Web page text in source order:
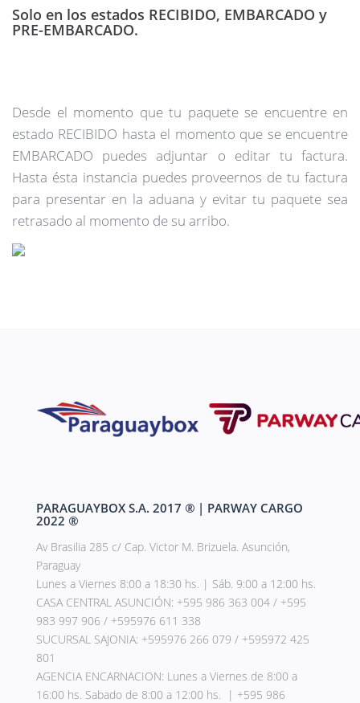
Solo en los estados RECIBIDO, EMBARCADO y
PRE-EMBARCADO.
Desde el momento que tu paquete se encuentre en
estado RECIBIDO hasta el momento que se encuentre
EMBARCADO puedes adjuntar o editar tu factura.
Hasta ésta instancia puedes proveernos de tu factura
para presentar en la aduana y evitar tu paquete sea
retrasado al momento de su arribo.
PARAGUAYBOX S.A. 2017 ® | PARWAY CARGO
2022 ®
Av Brasilia 285 c/ Cap. Victor M. Brizuela. Asunción,
Paraguay
Lunes a Viernes 8:00 a 18:30 hs. | Sáb. 9:00 a 12:00 hs.
CASA CENTRAL ASUNCIÓN: +595 986 363 004 / +595
983 997 906 / +595976 611 338
SUCURSAL SAJONIA: +595976 266 079 / +595972 425
801
AGENCIA ENCARNACION: Lunes a Viernes de 8:00 a
16:00 hs. Sabado de 8:00 a 12:00 hs. | +595 986